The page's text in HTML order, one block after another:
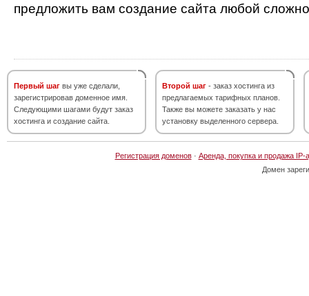
предложить вам создание сайта любой
Первый шаг вы уже сделали,
зарегистрировав доменное имя.
Следующими шагами будут заказ
хостинга и создание сайта.
Второй шаг - заказ хостинга из
предлагаемых тарифных планов.
Также вы можете заказать у нас
установку выделенного сервера.
Регистрация доменов· Аренда, покупка и продажа IP-
Домен